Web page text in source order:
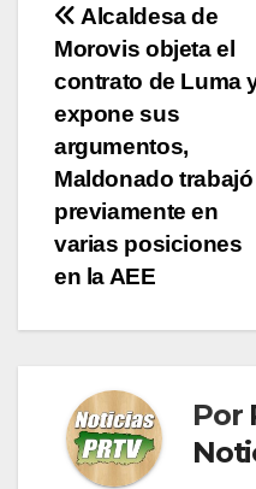
Navegación
de
entradas
Alcaldesa de
Morovis objeta el
contrato de Luma
expone sus
argumentos,
Maldonado trabajó
previamente en
varias posiciones
en la AEE
Por